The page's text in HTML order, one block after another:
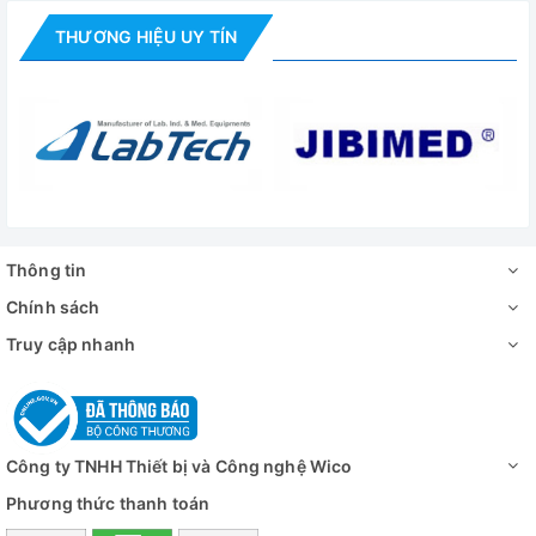
(WxDxH)
Bên trong
Khối lượng
Nguồn điện
THƯƠNG HIỆU UY TÍN
Thông tin
Chính sách
Truy cập nhanh
Công ty TNHH Thiết bị và Công nghệ Wico
Phương thức thanh toán